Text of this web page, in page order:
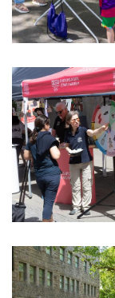
Gottesdienst
Badminton
Basketball
Beachvolleyball
Boule
Darts
Gymnastik-Tanz
Handball